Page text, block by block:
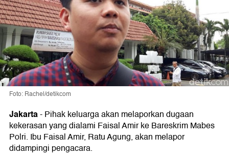
Foto: Rachel/detikcom
Jakarta-Pihak keluarga akan melaporkan dugaan
kekerasan yang dialami Faisal Amir ke Bareskrim Mabes
Polri. Ibu Faisal Amir, Ratu Agung, akan melapor
didampingi pengacara.